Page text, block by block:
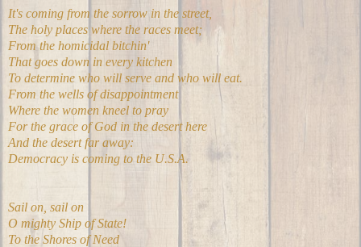
It's coming from the sorrow in the street,
The holy places where the races meet;
From the homicidal bitchin'
That goes down in every kitchen
To determine who will serve and who will eat.
From the wells of disappointment
Where the women kneel to pray
For the grace of God in the desert here
And the desert far away:
Democracy is coming to the U.S.A.
Sail on, sail on
O mighty Ship of State!
To the Shores of Need